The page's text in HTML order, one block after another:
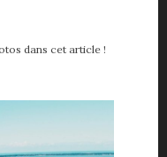
dans cet article !